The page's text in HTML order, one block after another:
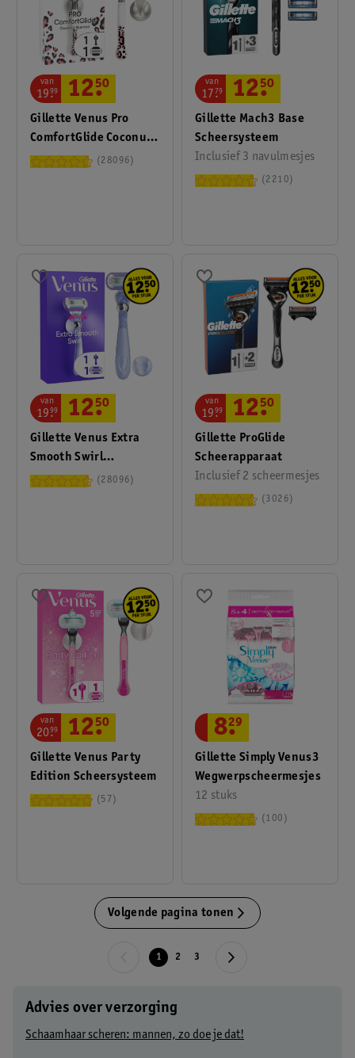
Gillette Venus Pro
ComfortGlide Coconut
Scheersysteem
van
19.
99 12.
50
28096
Gillette Mach3 Base
Scheersysteem
Inclusief 3 navulmesjes
van
17.79 12.
50
2210
Gillette Venus Extra
Smooth Swirl
Scheersysteem
van
19.
99 12.
50
28096
Gillette ProGlide
Scheerapparaat
Inclusief 2 scheermesjes
van
19.
99 12.
50
3026
Gillette Venus Party
Edition Scheersysteem
van
20.
99 12.
50
57
Gillette Simply Venus3
Wegwerpscheermesjes
12 stuks
8.
29
100
Volgende pagina tonen
1 2 3
Advies over verzorging
Schaamhaar scheren: mannen, zo doe je dat!